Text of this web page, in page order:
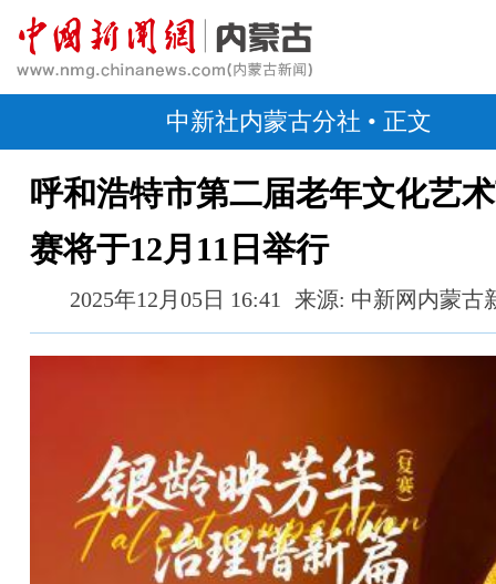
中新社内蒙古分社 • 正文
呼和浩特市第二届老年文化艺
赛将于12月11日举行
2025年12月05日 16:41 来源: 中新网内蒙古